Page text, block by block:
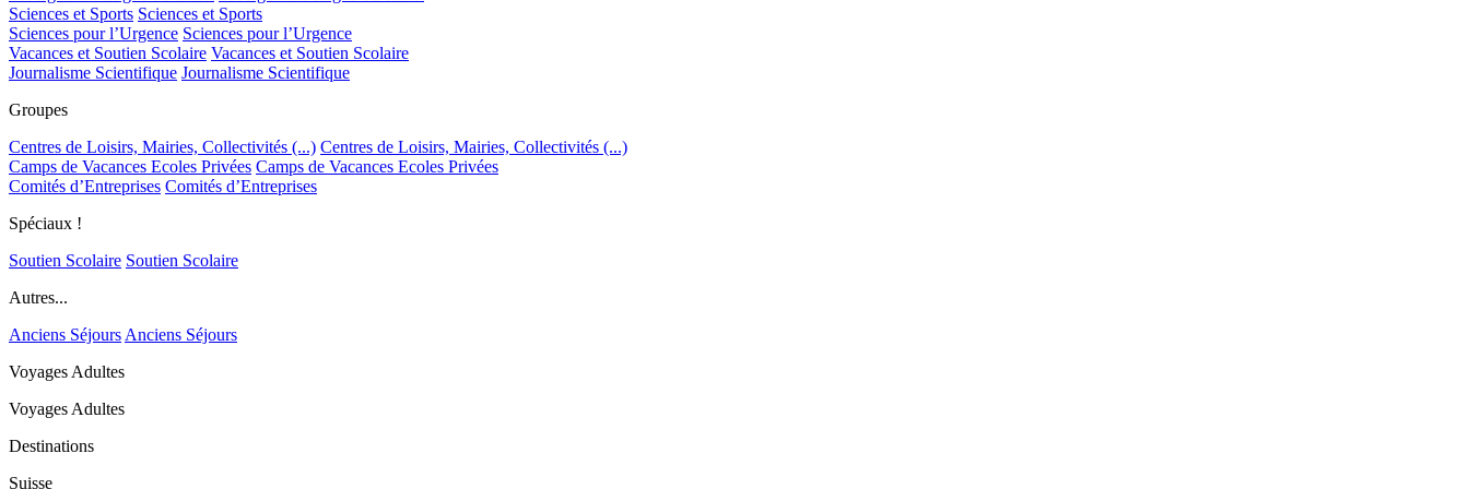
Sciences et Sports Sciences et Sports
Sciences pour l’Urgence Sciences pour l’Urgence
Vacances et Soutien Scolaire Vacances et Soutien Scolaire
Journalisme Scientifique Journalisme Scientifique
Groupes
Centres de Loisirs, Mairies, Collectivités (...) Centres de Loisirs, Mairies, Collectivités (...)
Camps de Vacances Ecoles Privées Camps de Vacances Ecoles Privées
Comités d’Entreprises Comités d’Entreprises
Spéciaux !
Soutien Scolaire Soutien Scolaire
Autres...
Anciens Séjours Anciens Séjours
Voyages Adultes
Voyages Adultes
Destinations
Suisse